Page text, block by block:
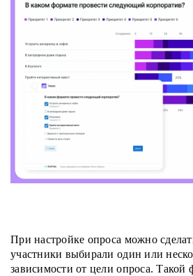
При настройке опроса можно
участники выбирали один или
зависимости от цели опроса. Такой